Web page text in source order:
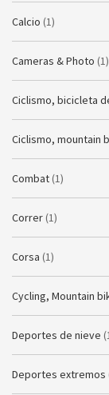
Calcio (1)
Cameras & Photo (1)
Ciclismo, bicicleta
Ciclismo, mountain
Combat (1)
Correr (1)
Corsa (1)
Cycling, Mountain
Deportes de nieve
Deportes extremos